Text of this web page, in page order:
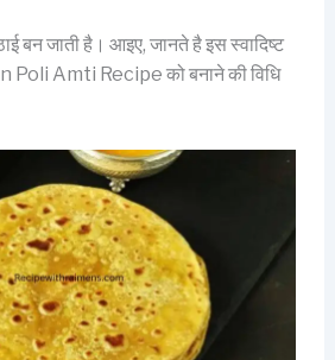
बन जाती है। आइए, जानते है इस स्वादिष्ट
Poli Amti Recipe को बनाने की विधि